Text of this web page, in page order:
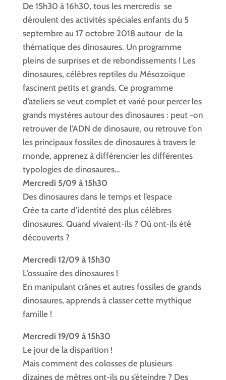
De 15h30 à 16h30, tous les mercredis se
déroulent des activités spéciales enfants du 5
septembre au 17 octobre 2018 autour de la
thématique des dinosaures. Un programme
pleins de surprises et de rebondissements ! Les
dinosaures, célèbres reptiles du Mésozoïque
fascinent petits et grands. Ce programme
d’ateliers se veut complet et varié pour percer les
grands mystères autour des dinosaures : peut -on
retrouver de l’ADN de dinosaure, ou retrouve t’on
les principaux fossiles de dinosaures à travers le
monde, apprenez à différencier les différentes
typologies de dinosaures…
Mercredi 5/09 à 15h30
Des dinosaures dans le temps et l’espace
Crée ta carte d’identité des plus célèbres
dinosaures. Quand vivaient-ils ? Où ont-ils été
découverts ?
Mercredi 12/09 à 15h30
L’ossuaire des dinosaures !
En manipulant crânes et autres fossiles de grands
dinosaures, apprends à classer cette mythique
famille !
Mercredi 19/09 à 15h30
Le jour de la disparition !
Mais comment des colosses de plusieurs
dizaines de mètres ont-ils pu s’éteindre ? Des